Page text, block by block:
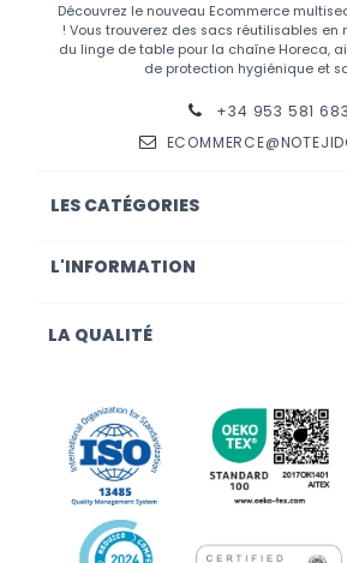
Découvrez le nouveau Ecommerce
! Vous trouverez des sacs réutilisables en
du linge de table pour la chaîne Horeca,
de protection hygiénique et
+34 953 581 683
LES CATÉGORIES
L'INFORMATION
LA QUALITÉ